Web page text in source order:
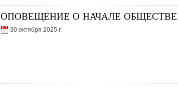
ОПОВЕЩЕНИЕ О НАЧАЛЕ
30 октября 2025 г.